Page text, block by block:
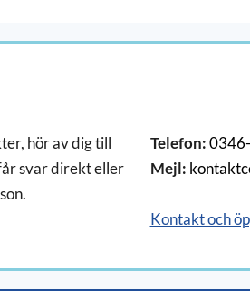
hör av dig till
svar direkt eller
Telefon:
Mejl:
Kontakt och